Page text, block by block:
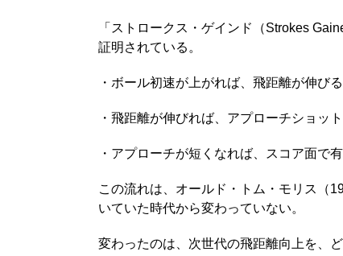
「ストロークス・ゲインド（Strokes
証明されている。
・ボール初速が上がれば、飛距離が伸びる
・飛距離が伸びれば、アプローチショット
・アプローチが短くなれば、スコア面で有
この流れは、オールド・トム・モリス（
いていた時代から変わっていない。
変わったのは、次世代の飛距離向上を、